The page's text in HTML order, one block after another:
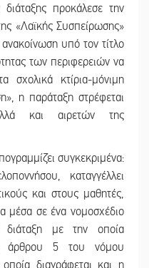
προκάλεσε την
«Λαϊκής Συσπείρωσης»
υπό τον τίτλο
των περιφερειών να
σχολικά κτίρια-μόνιμη
η παράταξη στρέφεται
και αιρετών της
συγκεκριμένα:
καταγγέλλει
και στους μαθητές,
μέσα σε ένα νομοσχέδιο
διάταξη με την οποία
άρθρου 5 του νόμου
διαγράφεται και η